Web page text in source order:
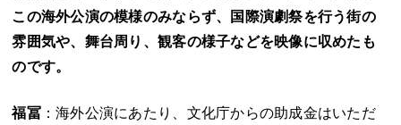
この海外公演の模様のみならず、国際演劇祭を行う街の
雰囲気や、舞台周り、観客の様子などを映像に収めたも
のです。
福冨：海外公演にあたり、文化庁からの助成金はいただ